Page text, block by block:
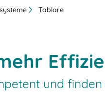
Tablare
und